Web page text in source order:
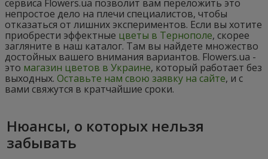
сервиса Flowers.ua позволит вам переложить это
непростое дело на плечи специалистов, чтобы
отказаться от лишних экспериментов. Если вы хотите
приобрести эффектные цветы в Тернополе, скорее
загляните в наш каталог. Там вы найдете множество
достойных вашего внимания вариантов. Flowers.ua -
это магазин цветов в Украине, который работает без
выходных. Оставьте нам свою заявку на сайте, и с
вами свяжутся в кратчайшие сроки.
Нюансы, о которых нельзя
забывать